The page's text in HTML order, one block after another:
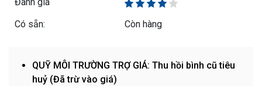
Đánh giá
Có sẵn:
Còn hàng
QUỸ MÔI TRƯỜNG TRỢ GIÁ: Thu hồi bình cũ tiêu
huỷ (Đã trừ vào giá)